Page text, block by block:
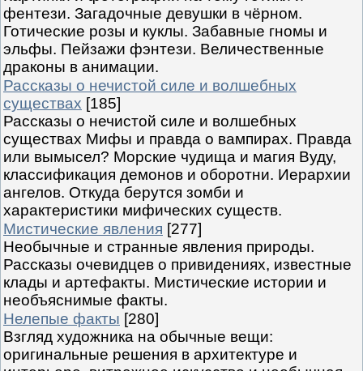
фентези. Загадочные девушки в чёрном.
Готические розы и куклы. Забавные гномы и
эльфы. Пейзажи фэнтези. Величественные
драконы в анимации.
Рассказы о нечистой силе и волшебных
существах [185]
Рассказы о нечистой силе и волшебных
существах Мифы и правда о вампирах. Правда
или вымысел? Морские чудища и магия Вуду,
классификация демонов и оборотни. Иерархии
ангелов. Откуда берутся зомби и
характеристики мифических существ.
Мистические явления [277]
Необычные и странные явления природы.
Рассказы очевидцев о привидениях, известные
клады и артефакты. Мистические истории и
необъяснимые факты.
Нелепые факты [280]
Взгляд художника на обычные вещи:
оригинальные решения в архитектуре и